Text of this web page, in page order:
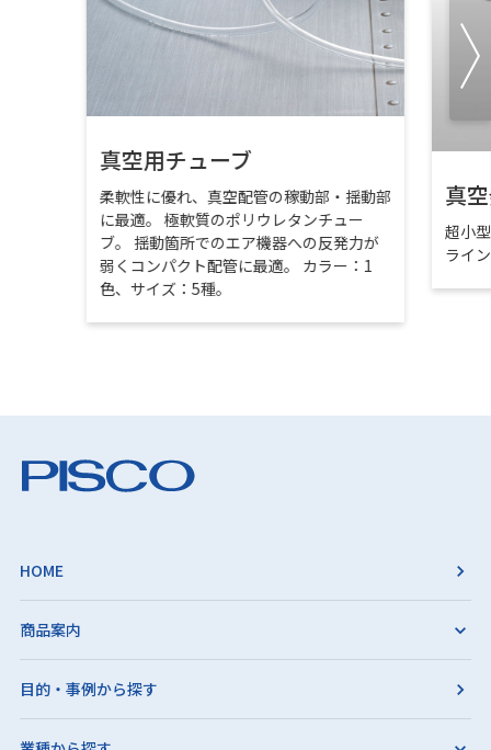
真空用チューブ
柔軟性に優れ、真空配管の稼動部・揺動部
に最適。 極軟質のポリウレタンチュー
ブ。 揺動箇所でのエア機器への反発力が
弱くコンパクト配管に最適。 カラー：1
色、サイズ：5種。
真
超小
ライ
HOME
商品案内
目的・事例から探す